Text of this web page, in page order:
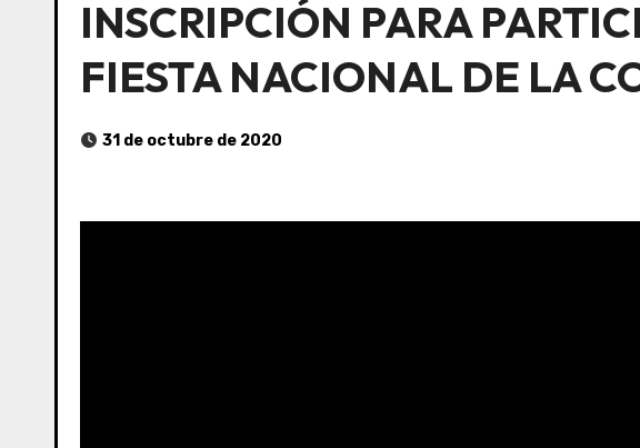
INSCRIPCIÓN PARA
FIESTA NACIONAL DE LA
31 de octubre de 2020